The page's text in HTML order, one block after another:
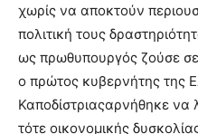
χωρίς να αποκτούν
πολιτική τους
ως πρωθυπουργός ζούσε σε
ο πρώτος κυβερνήτης της
Καποδίστριαςαρνήθηκε να
τότε οικονομικής